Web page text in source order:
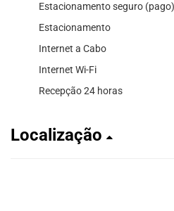
Estacionamento seguro (pago)
Estacionamento
Internet a Cabo
Internet Wi-Fi
Recepção 24 horas
Localização